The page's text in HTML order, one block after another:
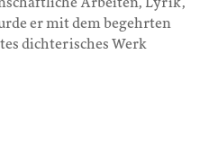
er mit dem begehrten
dichterisches Werk